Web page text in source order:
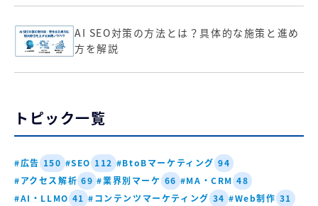
AI SEO対策の方法とは？具体的な施策と進め
方を解説
トピック一覧
#広告 150 #SEO 112 #BtoBマーケティング 94
#アクセス解析 69 #業界別マーケ 66 #MA・CRM 48
#AI・LLMO 41 #コンテンツマーケティング 34 #Web制作 31